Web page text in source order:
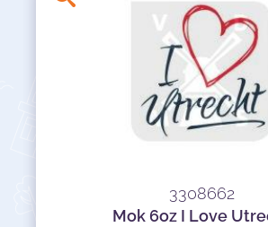
3308662
Mok 6oz I Love